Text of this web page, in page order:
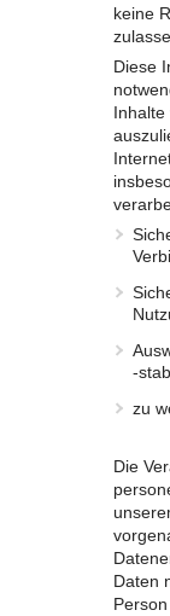
keine
Diese
Inhalte
-
zu
Die
Daten